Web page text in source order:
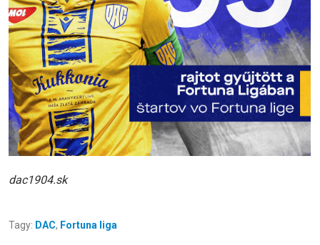
dac1904.sk
Tagy: DAC, Fortuna liga